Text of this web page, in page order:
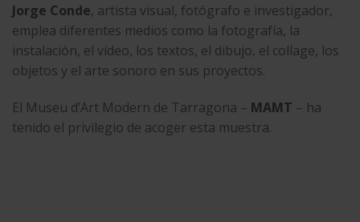
Jorge Conde, artista visual, fotógrafo e investigador,
emplea diferentes medios como la fotografía, la
instalación, el vídeo, los textos, el dibujo, el collage, los
objetos y el arte sonoro en sus proyectos.
El Museu d’Art Modern de Tarragona – MAMT – ha
tenido el privilegio de acoger esta muestra.